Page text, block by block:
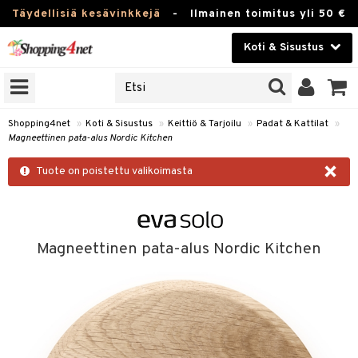
Täydellisiä kesävinkkejä - Ilmainen toimitus yli 50 €
Koti & Sisustus
Kauneudenhoito
Piilolinssit
Apteekki
Koti & Sisustus
Tuotemerkkejä
Kampanjat
Shopping4net » Koti & Sisustus » Keittiö & Tarjoilu » Padat & Kattilat »
Magneettinen pata-alus Nordic Kitchen
×
Tuote on poistettu valikoimasta
Magneettinen pata-alus Nordic Kitchen
Tee & Espresso